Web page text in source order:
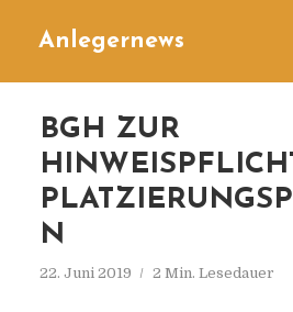
Anlegernews
BGH ZUR
N
22. Juni 2019 2 Min. Lesedauer